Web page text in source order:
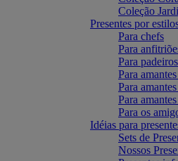
Coleção
Presentes por
Para chefs
Para
Para padeiros
Para
Para
Para
Para os
Idéias para
Sets de
Nossos